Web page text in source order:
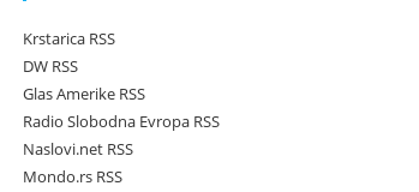
Krstarica RSS
DW RSS
Glas Amerike RSS
Radio Slobodna Evropa RSS
Naslovi.net RSS
Mondo.rs RSS